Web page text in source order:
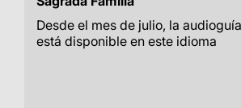
Desde el mes de julio, la
está disponible en este idioma